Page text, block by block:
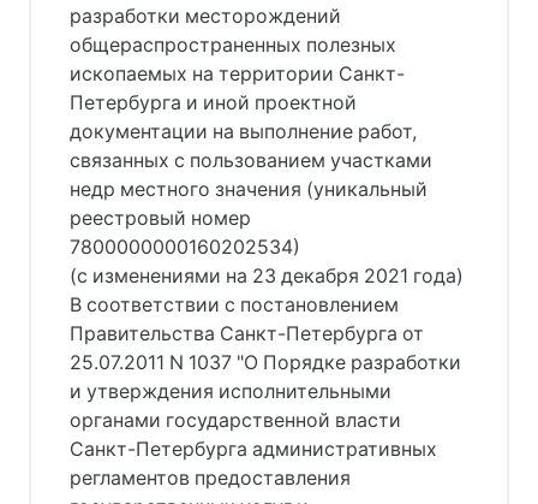
разработки месторождений
общераспространенных полезных
ископаемых на территории Санкт-
Петербурга и иной проектной
документации на выполнение работ,
связанных с пользованием участками
недр местного значения (уникальный
реестровый номер
7800000000160202534)
(с изменениями на 23 декабря 2021 года)
В соответствии с постановлением
Правительства Санкт-Петербурга от
25.07.2011 N 1037 "О Порядке разработки
и утверждения исполнительными
органами государственной власти
Санкт-Петербурга административных
регламентов предоставления